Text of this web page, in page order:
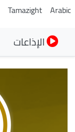
Arabic
Tamazight
الإذاعات